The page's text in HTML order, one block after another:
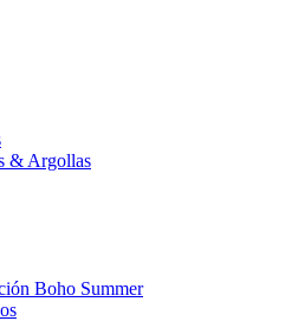
& Argollas
Boho Summer